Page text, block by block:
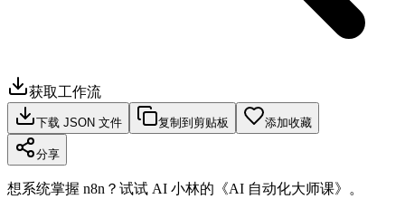
获取工作流
下载 JSON 文件 复制到剪贴板 添加收藏
分享
想系统掌握 n8n？试试 AI 小林的《AI 自动化大师课》。